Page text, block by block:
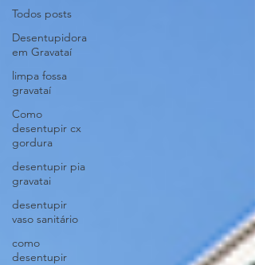
Todos posts
Desentupidora
em Gravataí
limpa fossa
gravataí
Como
desentupir cx
gordura
desentupir pia
gravatai
desentupir
vaso sanitário
como
desentupir